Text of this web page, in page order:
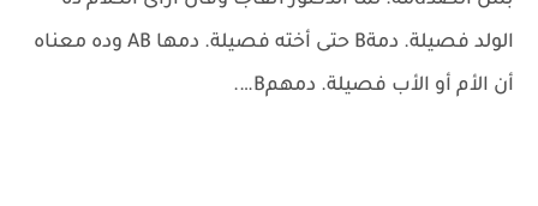
الولد فصيلة. دمةB حتى أخته فصيلة. دمها AB وده معناه
أن الأم أو الأب فصيلة. دمهمB….